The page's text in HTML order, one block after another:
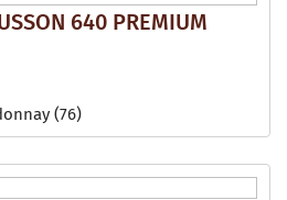
640 PREMIUM
(76)